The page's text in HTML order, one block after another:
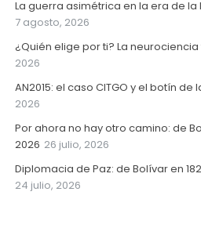
La guerra asimétrica en la era de
7 agosto, 2026
¿Quién elige por ti? La
2026
AN2015: el caso CITGO y el botín de
2026
Por ahora no hay otro camino: de
2026 26 julio, 2026
Diplomacia de Paz: de Bolívar en
24 julio, 2026